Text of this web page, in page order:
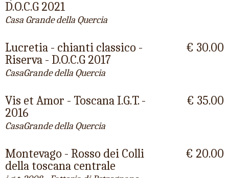
D.O.C.G 2021
Casa Grande della Quercia
Lucretia - chianti classico -
Riserva - D.O.C.G 2017
CasaGrande della Quercia
€ 30.00
Vis et Amor - Toscana I.G.T. -
2016
CasaGrande della Quercia
€ 35.00
Montevago - Rosso dei Colli
della toscana centrale
€ 20.00